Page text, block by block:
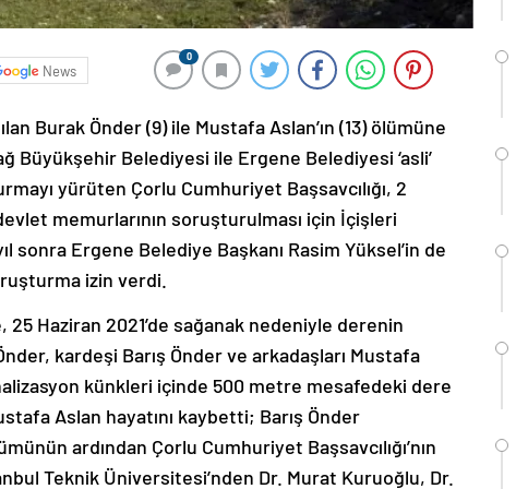
News
0
Burak Önder (9) ile Mustafa Aslan’ın (13) ölümüne
Belediyesi ile Ergene Belediyesi ‘asli’
yürüten Çorlu Cumhuriyet Başsavcılığı, 2
memurlarının soruşturulması için İçişleri
sonra Ergene Belediye Başkanı Rasim Yüksel’in de
izin verdi.
Haziran 2021’de sağanak nedeniyle derenin
kardeşi Barış Önder ve arkadaşları Mustafa
künkleri içinde 500 metre mesafedeki dere
Aslan hayatını kaybetti; Barış Önder
ardından Çorlu Cumhuriyet Başsavcılığı’nın
Teknik Üniversitesi’nden Dr. Murat Kuruoğlu, Dr.